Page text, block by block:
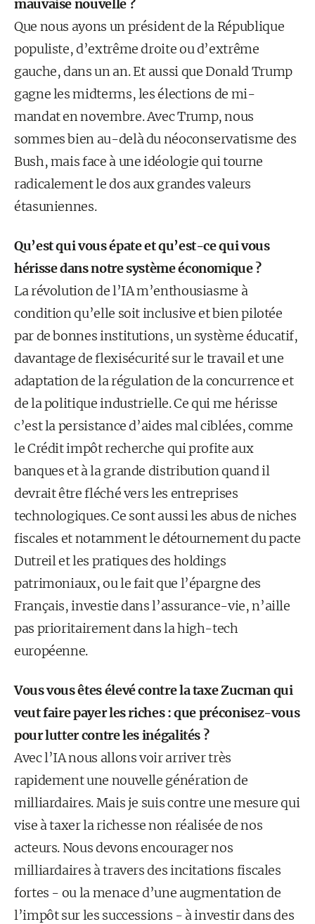
mauvaise nouvelle ?
Que nous ayons un président de la République
populiste, d’extrême droite ou d’extrême
gauche, dans un an. Et aussi que Donald Trump
gagne les midterms, les élections de mi-
mandat en novembre. Avec Trump, nous
sommes bien au-delà du néoconservatisme des
Bush, mais face à une idéologie qui tourne
radicalement le dos aux grandes valeurs
étasuniennes.
Qu’est qui vous épate et qu’est-ce qui vous
hérisse dans notre système économique ?
La révolution de l’IA m’enthousiasme à
condition qu’elle soit inclusive et bien pilotée
par de bonnes institutions, un système éducatif,
davantage de flexisécurité sur le travail et une
adaptation de la régulation de la concurrence et
de la politique industrielle. Ce qui me hérisse
c’est la persistance d’aides mal ciblées, comme
le Crédit impôt recherche qui profite aux
banques et à la grande distribution quand il
devrait être fléché vers les entreprises
technologiques. Ce sont aussi les abus de niches
fiscales et notamment le détournement du pacte
Dutreil et les pratiques des holdings
patrimoniaux, ou le fait que l’épargne des
Français, investie dans l’assurance-vie, n’aille
pas prioritairement dans la high-tech
européenne.
Vous vous êtes élevé contre la taxe Zucman qui
veut faire payer les riches : que préconisez-vous
pour lutter contre les inégalités ?
Avec l’IA nous allons voir arriver très
rapidement une nouvelle génération de
milliardaires. Mais je suis contre une mesure qui
vise à taxer la richesse non réalisée de nos
acteurs. Nous devons encourager nos
milliardaires à travers des incitations fiscales
fortes - ou la menace d’une augmentation de
l’impôt sur les successions - à investir dans des